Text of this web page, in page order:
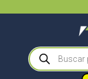
Búsqueda
de
productos